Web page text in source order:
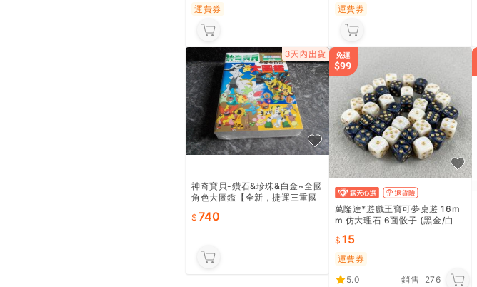
運費券 運費券
神奇寶貝-鑽石&珍珠&白金~全國
角色大圖鑑【全新，捷運三重國
740
萬隆達*遊戲王寶可夢桌遊 16m
m 仿大理石 6面骰子 (黑金/白
15
運費券
5.0
銷售 276